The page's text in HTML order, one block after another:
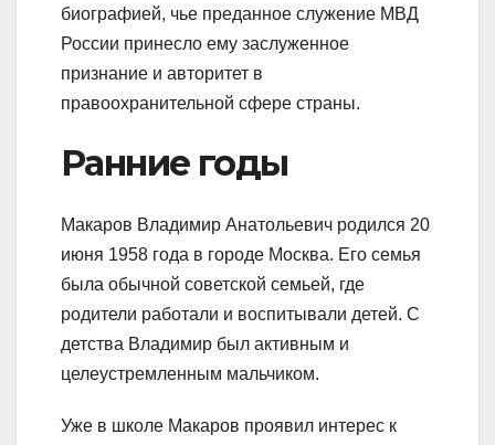
биографией, чье преданное служение МВД
России принесло ему заслуженное
признание и авторитет в
правоохранительной сфере страны.
Ранние годы
Макаров Владимир Анатольевич родился 20
июня 1958 года в городе Москва. Его семья
была обычной советской семьей, где
родители работали и воспитывали детей. С
детства Владимир был активным и
целеустремленным мальчиком.
Уже в школе Макаров проявил интерес к